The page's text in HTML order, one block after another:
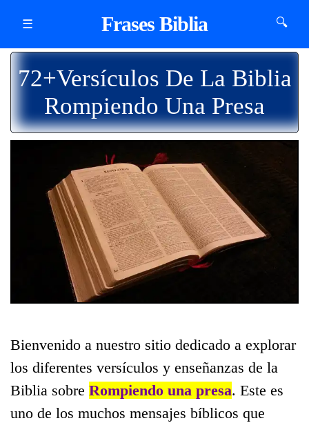
☰ Frases Biblia 🔍
72+Versículos De La Biblia
Rompiendo Una Presa
Bienvenido a nuestro sitio dedicado a explorar
los diferentes versículos y enseñanzas de la
Biblia sobre Rompiendo una presa. Este es
uno de los muchos mensajes bíblicos que